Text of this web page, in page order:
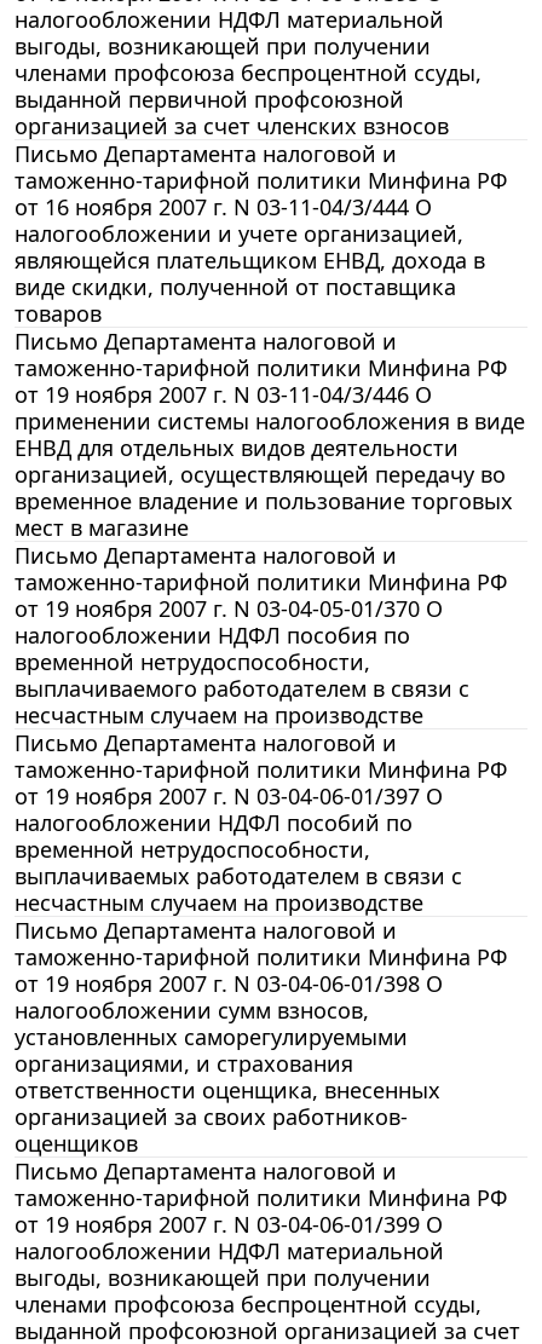
налогообложении НДФЛ материальной
выгоды, возникающей при получении
членами профсоюза беспроцентной ссуды,
выданной первичной профсоюзной
организацией за счет членских взносов
Письмо Департамента налоговой и
таможенно-тарифной политики Минфина РФ
от 16 ноября 2007 г. N 03-11-04/3/444 О
налогообложении и учете организацией,
являющейся плательщиком ЕНВД, дохода в
виде скидки, полученной от поставщика
товаров
Письмо Департамента налоговой и
таможенно-тарифной политики Минфина РФ
от 19 ноября 2007 г. N 03-11-04/3/446 О
применении системы налогообложения в виде
ЕНВД для отдельных видов деятельности
организацией, осуществляющей передачу во
временное владение и пользование торговых
мест в магазине
Письмо Департамента налоговой и
таможенно-тарифной политики Минфина РФ
от 19 ноября 2007 г. N 03-04-05-01/370 О
налогообложении НДФЛ пособия по
временной нетрудоспособности,
выплачиваемого работодателем в связи с
несчастным случаем на производстве
Письмо Департамента налоговой и
таможенно-тарифной политики Минфина РФ
от 19 ноября 2007 г. N 03-04-06-01/397 О
налогообложении НДФЛ пособий по
временной нетрудоспособности,
выплачиваемых работодателем в связи с
несчастным случаем на производстве
Письмо Департамента налоговой и
таможенно-тарифной политики Минфина РФ
от 19 ноября 2007 г. N 03-04-06-01/398 О
налогообложении сумм взносов,
установленных саморегулируемыми
организациями, и страхования
ответственности оценщика, внесенных
организацией за своих работников-
оценщиков
Письмо Департамента налоговой и
таможенно-тарифной политики Минфина РФ
от 19 ноября 2007 г. N 03-04-06-01/399 О
налогообложении НДФЛ материальной
выгоды, возникающей при получении
членами профсоюза беспроцентной ссуды,
выданной профсоюзной организацией за счет